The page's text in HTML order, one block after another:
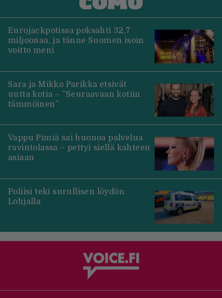
Eurojackpotissa poksahti 32,7
miljoonaa, ja tänne Suomen isoin
voitto meni
Sara ja Mikko Parikka etsivät
uutta kotia – ”Seuraavaan kotiin
tämmöinen”
Vappu Pimiä sai huonoa palvelua
ravintolassa – pettyi siellä kahteen
asiaan
Poliisi teki surullisen löydön
Lohjalla